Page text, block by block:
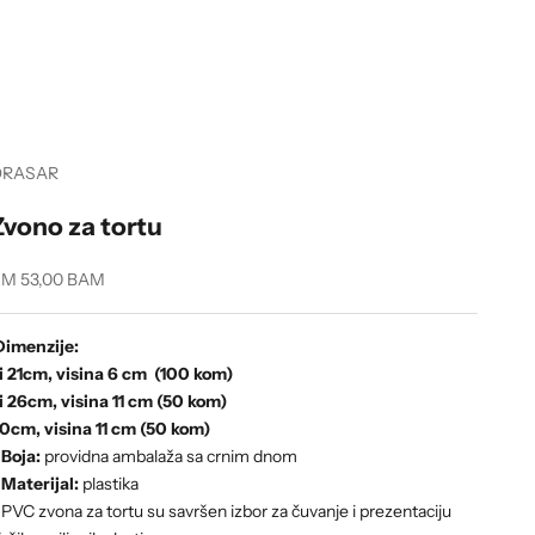
za tortu
price
53,00 BAM
21cm, visina 6 cm (100 kom)
26cm, visina 11 cm (50 kom)
visina 11 cm (50 kom)
Boja: providna ambalaža sa crnim dnom
Materijal: plastika
zvona za tortu su savršen izbor za čuvanje i prezentaciju